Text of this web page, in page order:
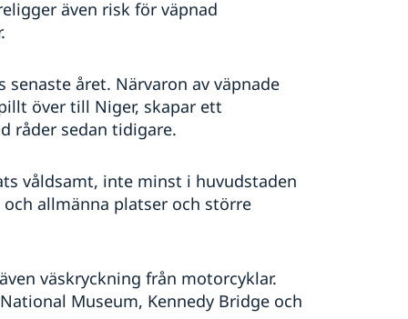
även risk för väpnad
året. Närvaron av väpnade
över till Niger, skapar ett
råder sedan tidigare.
våldsamt, inte minst i huvudstaden
allmänna platser och större
väskryckning från motorcyklar.
Museum, Kennedy Bridge och